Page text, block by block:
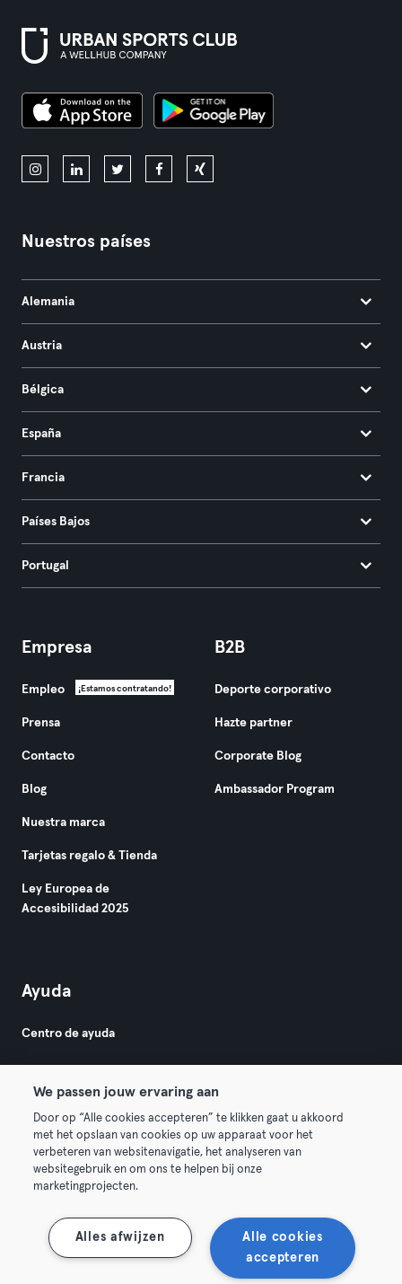
Nuestros países
Alemania
Austria
Bélgica
España
Francia
Países Bajos
Portugal
Empresa
Empleo ¡Estamos contratando!
Prensa
Contacto
Blog
Nuestra marca
Tarjetas regalo & Tienda
Ley Europea de
Accesibilidad 2025
B2B
Deporte corporativo
Hazte partner
Corporate Blog
Ambassador Program
Ayuda
Centro de ayuda
© 2026 Urban Sports Group GmbH. All rights reserved.
Términos y condiciones
Rescindir contratos aquí Desistir de contratos aquí
We passen jouw ervaring aan
Door op “Alle cookies accepteren” te klikken gaat u akkoord
met het opslaan van cookies op uw apparaat voor het
verbeteren van websitenavigatie, het analyseren van
websitegebruik en om ons te helpen bij onze
marketingprojecten.
Alle cookies
accepteren
Alles afwijzen